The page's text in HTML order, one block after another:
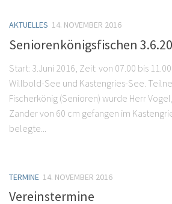
AKTUELLES 14. NOVEMBER 2016
Seniorenkönigsfischen
Start: 3.Juni 2016, Zeit: von 07.00 bis
Willbold-See und Kastengries-See.
Fischerkönig (Senioren) wurde Herr
Zander von 60 cm gefangen im
belegte...
TERMINE 14. NOVEMBER 2016
Vereinstermine